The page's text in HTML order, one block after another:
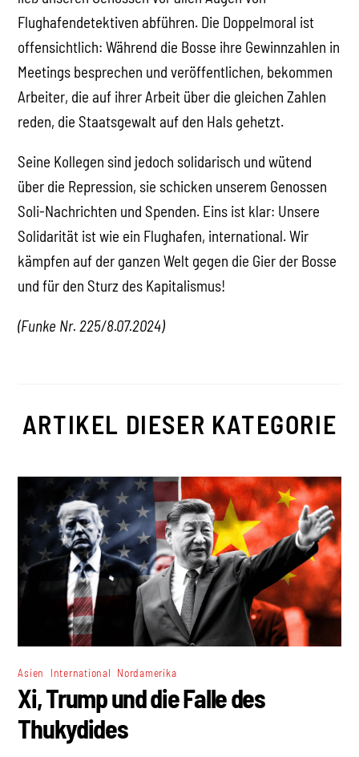
Flughafendetektiven abführen. Die Doppelmoral ist
offensichtlich: Während die Bosse ihre Gewinnzahlen in
Meetings besprechen und veröffentlichen, bekommen
Arbeiter, die auf ihrer Arbeit über die gleichen Zahlen
reden, die Staatsgewalt auf den Hals gehetzt.
Seine Kollegen sind jedoch solidarisch und wütend
über die Repression, sie schicken unserem Genossen
Soli-Nachrichten und Spenden. Eins ist klar: Unsere
Solidarität ist wie ein Flughafen, international. Wir
kämpfen auf der ganzen Welt gegen die Gier der Bosse
und für den Sturz des Kapitalismus!
(Funke Nr. 225/8.07.2024)
ARTIKEL DIESER KATEGORIE
Asien International Nordamerika
Xi, Trump und die Falle des
Thukydides